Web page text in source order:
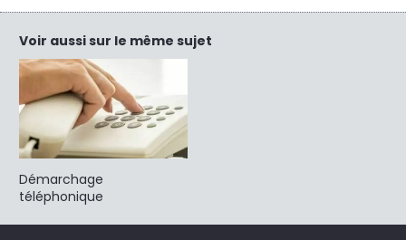
Voir aussi sur le même sujet
Démarchage
téléphonique